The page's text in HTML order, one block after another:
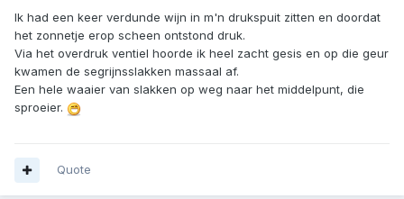
Ik had een keer verdunde wijn in m'n drukspuit zitten en doordat
het zonnetje erop scheen ontstond druk.
Via het overdruk ventiel hoorde ik heel zacht gesis en op die geur
kwamen de segrijnsslakken massaal af.
Een hele waaier van slakken op weg naar het middelpunt, die
sproeier.
Quote